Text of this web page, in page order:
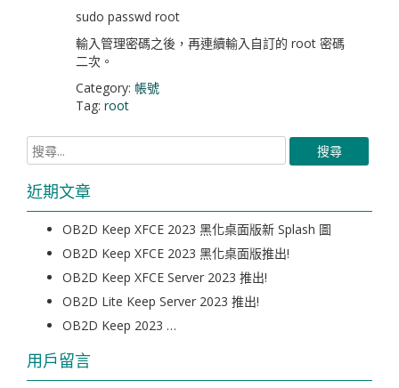
sudo passwd root
輸入管理密碼之後，再連續輸入自訂的 root 密碼
二次。
Category: 帳號
Tag: root
近期文章
OB2D Keep XFCE 2023 黑化桌面版新 Splash 圖
OB2D Keep XFCE 2023 黑化桌面版推出!
OB2D Keep XFCE Server 2023 推出!
OB2D Lite Keep Server 2023 推出!
OB2D Keep 2023 …
用戶留言